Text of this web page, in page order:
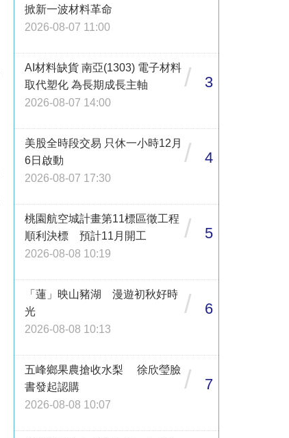
掀新一波材料革命
2026-08-07 11:00
AI材料缺貨 南亞(1303) 電子材料
取代塑化 為長期成長主軸
2026-08-07 14:00
/ 3
美股全時段交易 只休一小時12月
6日啟動
2026-08-07 17:30
/ 4
桃園航空城計畫第11標區徵工程
順利決標 預計11月開工
2026-08-08 10:19
/ 5
「蓮」映山豬湖 漫遊初秋好時
光
2026-08-08 10:13
/ 6
五峰鄉果農搶收水梨 徐欣瑩臉
書發起認購
2026-08-08 10:07
/ 7